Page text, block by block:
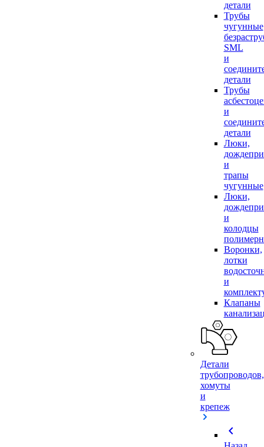
детали
Трубы
чугунные
SML
и
детали
Трубы
и
детали
Люки,
и
трапы
чугунные
Люки,
и
колодцы
Воронки,
лотки
и
Клапаны
Детали
трубопроводов,
хомуты
и
крепеж
chevron_left